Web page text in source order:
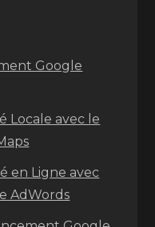
Google
Locale avec le
en Ligne avec
AdWords